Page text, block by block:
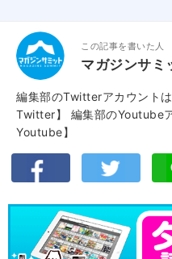
この記事を書いた人
マガジンサミ
編集部のTwitterアカウント
Twitter】
編集部のYoutube
Youtube】